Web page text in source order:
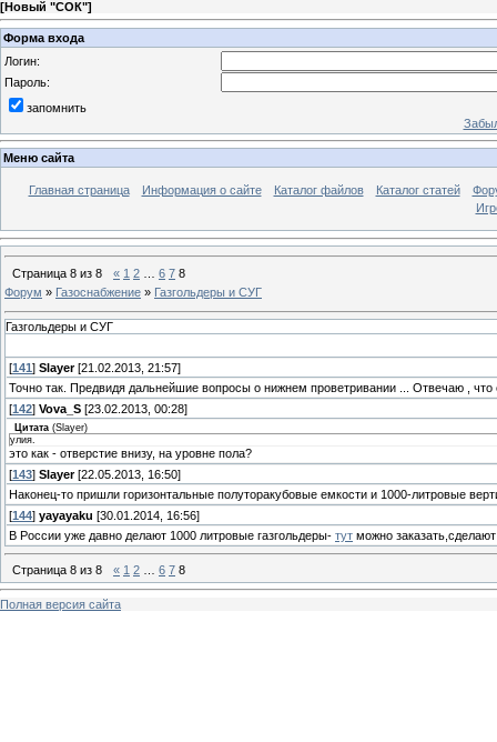
[Новый "СОК"]
Форма входа
Логин:
Пароль:
запомнить
Меню сайта
Главная страница Информация о сайте Каталог файлов Каталог статей
Страница 8 из 8 « 1 2 6 7 8
Форум » Газоснабжение » Газгольдеры и СУГ
Газгольдеры и СУГ
[141 ] Slayer[21.02.2013, 21:57]
Точно так. Предвидя дальнейшие вопросы о нижнем проветривании ... Отвечаю , что
[142] Vova_S [23.02.2013, 00:28]
Цитата (Slayer)
улия.
это как - отверстие внизу, на уровне пола?
[143] Slayer[22.05.2013, 16:50]
Наконец-то пришли горизонтальные полуторакубовые емкости и 1000-литровые
[144] yayayaku [30.01.2014, 16:56]
В России уже давно делают 1000 литровые газгольдеры- тут можно
Страница 8 из 8 « 1 2 6 7 8
Полная версия сайта